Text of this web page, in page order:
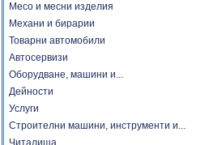
Месо и месни изделия
Механи и бирарии
Товарни автомобили
Автосервизи
Оборудване, машини и...
Дейности
Услуги
Строителни машини, инструменти и...